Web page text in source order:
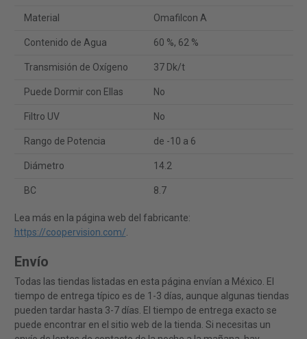
Material Omafilcon A
Contenido de Agua 60 %, 62 %
Transmisión de Oxígeno 37 Dk/t
Puede Dormir con Ellas No
Filtro UV No
Rango de Potencia de -10 a 6
Diámetro 14.2
BC 8.7
Lea más en la página web del fabricante:
https://coopervision.com/.
Envío
Todas las tiendas listadas en esta página envían a México. El
tiempo de entrega típico es de 1-3 días, aunque algunas tiendas
pueden tardar hasta 3-7 días. El tiempo de entrega exacto se
puede encontrar en el sitio web de la tienda. Si necesitas un